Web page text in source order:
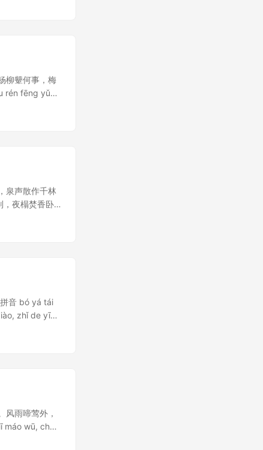
柳颦何事，梅
rén fēng yǔ
瀑隔窗鸣。
泉声散作千林
，夜榻焚香卧
yù fēi wǔ.宝
音 bó yá tái
zhǐ de yī
风雨啼莺外，
máo wū, chén
，春色自年